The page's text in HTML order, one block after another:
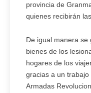
provincia de
quienes recibirán
De igual manera se
bienes de los
hogares de los
gracias a un
Armadas